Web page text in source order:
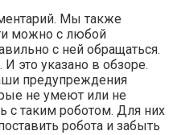
Мы также
можно с любой
с ней обращаться.
это указано в обзоре.
предупреждения
не умеют или не
с таким роботом. Для них
робота и забыть